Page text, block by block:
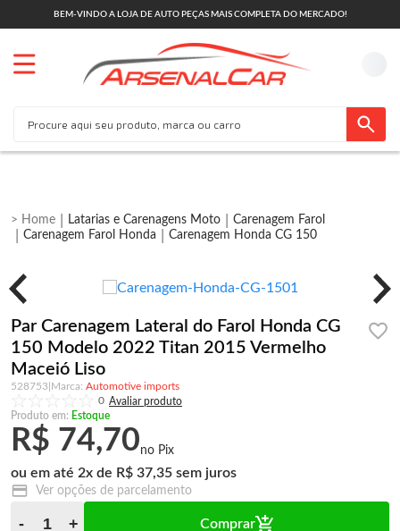
BEM-VINDO A LOJA DE AUTO PEÇAS MAIS COMPLETA DO MERCADO!
Latarias e Carenagens Moto
Carenagem Farol
Carenagem Farol Honda
Carenagem Honda CG 150
Par Carenagem Lateral do Farol Honda CG
150 Modelo 2022 Titan 2015 Vermelho
Maceió Liso
528753
Automotive imports
0
Produto em: Estoque
R$ 74,70
2x R$ 37,35
Ver opções de parcelamento
Comprar